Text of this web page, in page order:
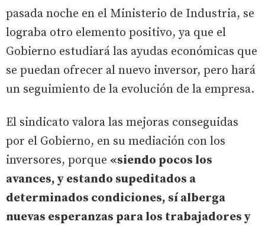
pasada noche en el Ministerio de Industria, se
lograba otro elemento positivo, ya que el
Gobierno estudiará las ayudas económicas que
se puedan ofrecer al nuevo inversor, pero hará
un seguimiento de la evolución de la empresa.
El sindicato valora las mejoras conseguidas
por el Gobierno, en su mediación con los
inversores, porque «siendo pocos los
avances, y estando supeditados a
determinados condiciones, sí alberga
nuevas esperanzas para los trabajadores y